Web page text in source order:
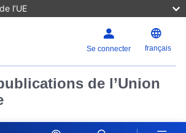
l’UE
Se connecter français
de l’Union